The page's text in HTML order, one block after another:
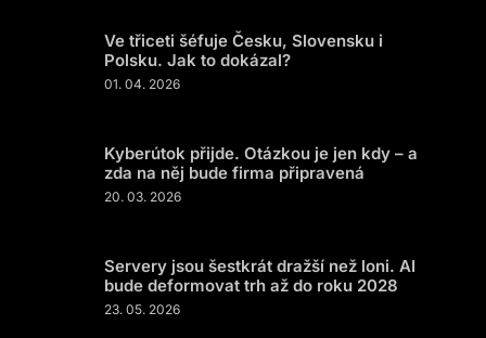
Ve třiceti šéfuje Česku, Slovensku i
Polsku. Jak to dokázal?
01. 04. 2026
Kyberútok přijde. Otázkou je jen kdy – a
zda na něj bude firma připravená
20. 03. 2026
Servery jsou šestkrát dražší než loni. AI
bude deformovat trh až do roku 2028
23. 05. 2026